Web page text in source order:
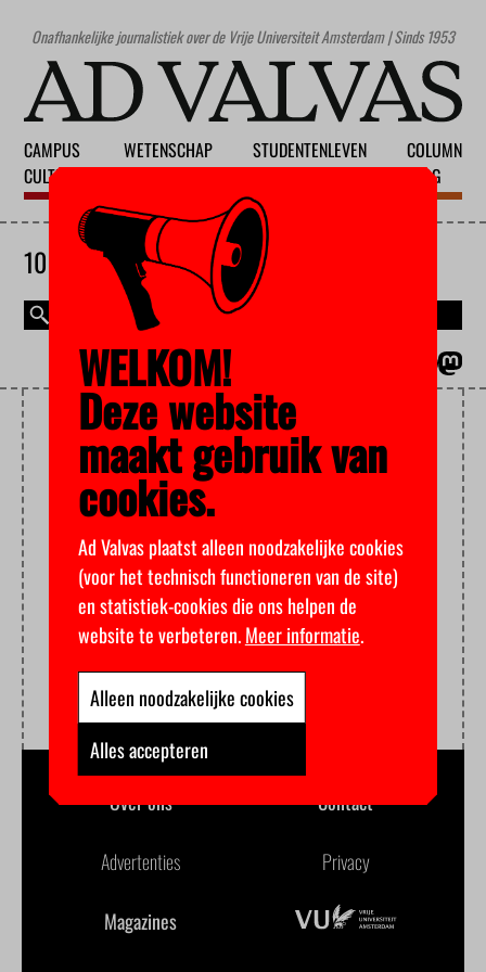
Onafhankelijke journalistiek over de Vrije Universiteit Amsterdam | Sinds 1953
CAMPUS
CULTUUR
WETENSCHAP
STUDENTENLEVEN
COLUMN
BLOG
10 AUGUSTUS 2026
VEGETATIE
Over ons Contact
Advertenties Privacy
Magazines
WELKOM!
Deze website
maakt gebruik van
cookies.
Ad Valvas plaatst alleen noodzakelijke cookies
(voor het technisch functioneren van de site)
en statistiek-cookies die ons helpen de
website te verbeteren.Meer informatie.
Alleen noodzakelijke cookies
Alles accepteren